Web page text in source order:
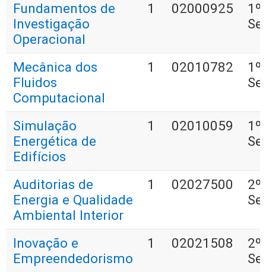
Fundamentos de
Investigação
Operacional
1 02000925
1º
Mecânica dos
Fluidos
Computacional
1 02010782
1º
Simulação
Energética de
Edifícios
1 02010059
1º
Auditorias de
Energia e Qualidade
Ambiental Interior
1 02027500
2º
Inovação e
Empreendedorismo
1 02021508
2º